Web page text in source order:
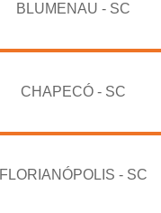
BLUMENAU - SC
CHAPECÓ - SC
FLORIANÓPOLIS - SC